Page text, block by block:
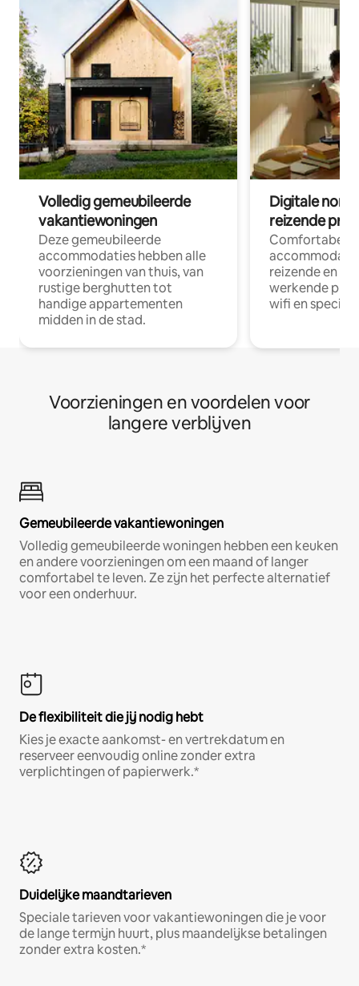
Volledig gemeubileerde
vakantiewoningen
Deze gemeubileerde
accommodaties hebben alle
voorzieningen van thuis, van
rustige berghutten tot
handige appartementen
midden in de stad.
Digitale
reizende
Comfortabele
reizende en
werkende
wifi en
Voorzieningen en voordelen voor
langere verblijven
Gemeubileerde vakantiewoningen
Volledig gemeubileerde woningen hebben een keuken
en andere voorzieningen om een maand of langer
comfortabel te leven. Ze zijn het perfecte alternatief
voor een onderhuur.
De flexibiliteit die jij nodig hebt
Kies je exacte aankomst- en vertrekdatum en
reserveer eenvoudig online zonder extra
verplichtingen of papierwerk.*
Duidelijke maandtarieven
Speciale tarieven voor vakantiewoningen die je voor
de lange termijn huurt, plus maandelijkse betalingen
zonder extra kosten.*